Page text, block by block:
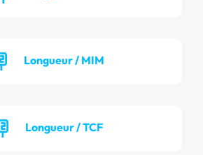
Longueur / MIM
Longueur / TCF